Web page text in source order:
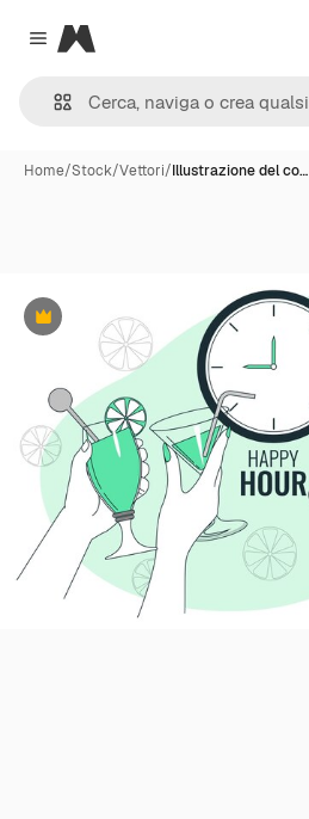
Close menu
Magnific
Home/Stock/Vettori/Illustrazione del co…
Premium